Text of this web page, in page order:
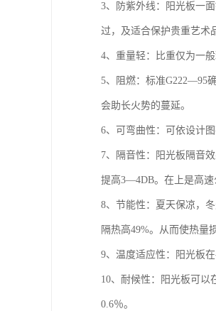
3、防紫外线：阳光板一
过，及适合保护贵重艺术
4、重量轻：比重仅为一
5、阻燃：标准G222—95
会助长火势的蔓延。
6、可弯曲性：可依设计
7、隔音性：阳光板隔音
提高3—4DB。在上是高速
8、节能性：夏天保凉，
隔热高49%。从而使热量
9、温度适应性：阳光板
10、耐候性：阳光板可
0.6％。